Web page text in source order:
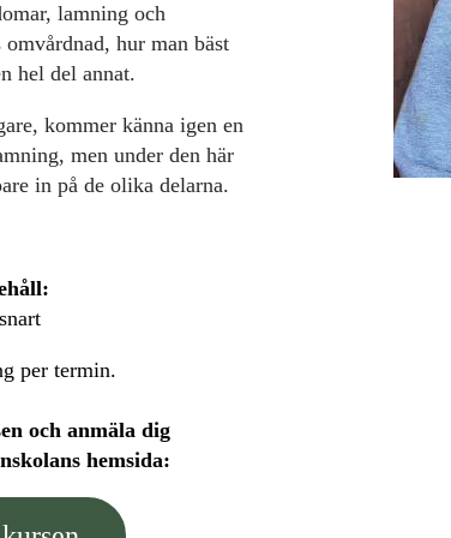
lamning och
hur man bäst
hel del annat.
kommer känna igen en
men under den här
in på de olika delarna.
per termin.
och anmäla dig
hemsida: